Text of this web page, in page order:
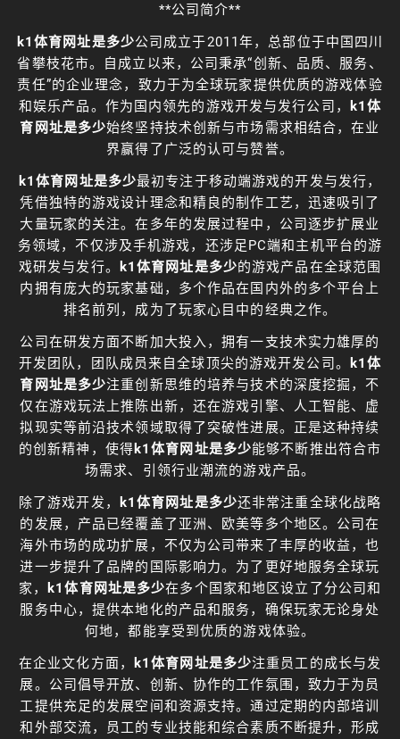
**公司简介**
k1体育网址是多少公司成立于2011年，总部位于中国四川
省攀枝花市。自成立以来，公司秉承“创新、品质、服务、
责任”的企业理念，致力于为全球玩家提供优质的游戏体验
和娱乐产品。作为国内领先的游戏开发与发行公司，
k1体
育网址是多少始终坚持技术创新与市场需求相结合，在业
界赢得了广泛的认可与赞誉。
k1体育网址是多少最初专注于移动端游戏的开发与发行，
凭借独特的游戏设计理念和精良的制作工艺，迅速吸引了
大量玩家的关注。在多年的发展过程中，公司逐步扩展业
务领域，不仅涉及手机游戏，还涉足PC端和主机平台的游
戏研发与发行。
k1体育网址是多少的游戏产品在全球范围
内拥有庞大的玩家基础，多个作品在国内外的多个平台上
排名前列，成为了玩家心目中的经典之作。
公司在研发方面不断加大投入，拥有一支技术实力雄厚的
开发团队，团队成员来自全球顶尖的游戏开发公司。
k1体
育网址是多少注重创新思维的培养与技术的深度挖掘，不
仅在游戏玩法上推陈出新，还在游戏引擎、人工智能、虚
拟现实等前沿技术领域取得了突破性进展。正是这种持续
的创新精神，使得 k1体育网址是多少能够不断推出符合市
场需求、引领行业潮流的游戏产品。
除了游戏开发，
k1体育网址是多少还非常注重全球化战略
的发展，产品已经覆盖了亚洲、欧美等多个地区。公司在
海外市场的成功扩展，不仅为公司带来了丰厚的收益，也
进一步提升了品牌的国际影响力。为了更好地服务全球玩
家，
k1体育网址是多少在多个国家和地区设立了分公司和
服务中心，提供本地化的产品和服务，确保玩家无论身处
何地，都能享受到优质的游戏体验。
在企业文化方面，
k1体育网址是多少注重员工的成长与发
展。公司倡导开放、创新、协作的工作氛围，致力于为员
工提供充足的发展空间和资源支持。通过定期的内部培训
和外部交流，员工的专业技能和综合素质不断提升，形成